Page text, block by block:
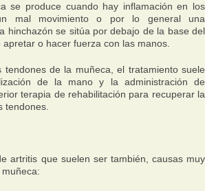
se produce cuando hay inflamación en los
mal movimiento o por lo general una
hinchazón se sitúa por debajo de la base del
o hacer fuerza con las manos.
tendones de la muñeca, el tratamiento suele
de la mano y la administración de
terapia de rehabilitación para recuperar la
tendones.
artritis que suelen ser también, causas muy